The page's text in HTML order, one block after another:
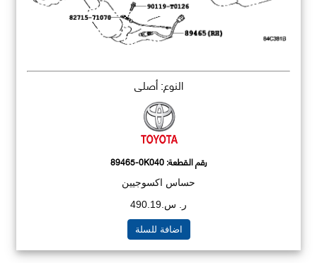
النوع: أصلي
رقم القطعة:89465-0K040
حساس اكسوجيين
ر. س.490.19
اضافة للسلة